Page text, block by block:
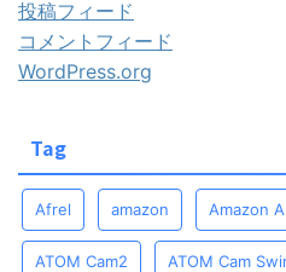
投稿フィード
コメントフィード
WordPress.org
Tag
Afrel amazon Amazon
ATOM Cam2 ATOM Cam